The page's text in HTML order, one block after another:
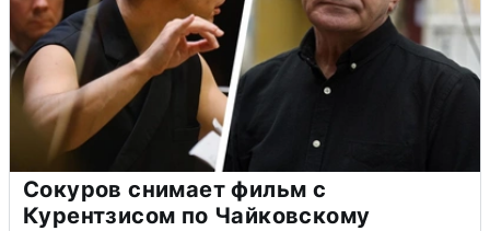
Сокуров снимает фильм с
Курентзисом по Чайковскому